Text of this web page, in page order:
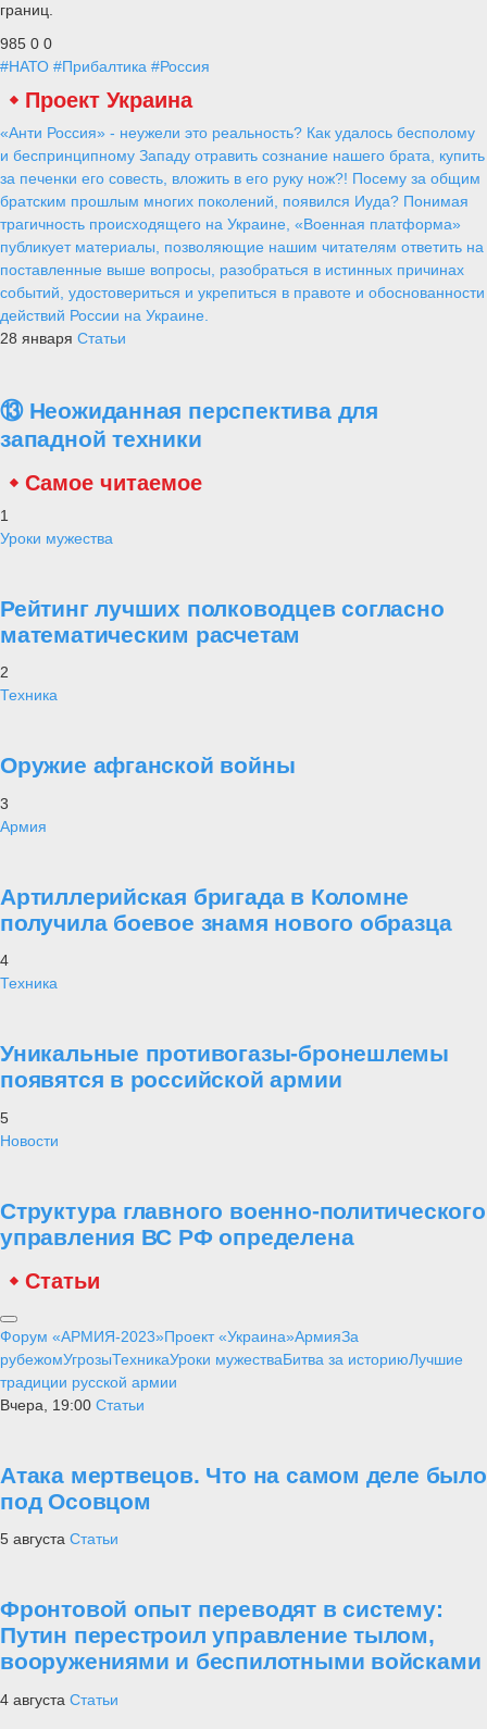
границ.
985 0 0
#НАТО #Прибалтика #Россия
Проект Украина
«Анти Россия» - неужели это реальность? Как удалось бесполому
и беспринципному Западу отравить сознание нашего брата, купить
за печенки его совесть, вложить в его руку нож?! Посему за общим
братским прошлым многих поколений, появился Иуда? Понимая
трагичность происходящего на Украине, «Военная платформа»
публикует материалы, позволяющие нашим читателям ответить на
поставленные выше вопросы, разобраться в истинных причинах
событий, удостовериться и укрепиться в правоте и обоснованности
действий России на Украине.
28 января Статьи
⑬ Неожиданная перспектива для
западной техники
Самое читаемое
1
Уроки мужества
Рейтинг лучших полководцев согласно
математическим расчетам
2
Техника
Оружие афганской войны
3
Армия
Артиллерийская бригада в Коломне
получила боевое знамя нового образца
4
Техника
Уникальные противогазы-бронешлемы
появятся в российской армии
5
Новости
Структура главного военно-политического
управления ВС РФ определена
Статьи
Форум «АРМИЯ-2023»Проект «Украина»АрмияЗа
рубежомУгрозыТехникаУроки мужестваБитва за историюЛучшие
традиции русской армии
Вчера, 19:00 Статьи
Атака мертвецов. Что на самом деле было
под Осовцом
5 августа Статьи
Фронтовой опыт переводят в систему:
Путин перестроил управление тылом,
вооружениями и беспилотными войсками
4 августа Статьи